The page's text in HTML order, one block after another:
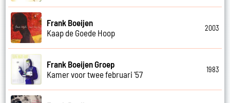
Frank Boeijen
Kaap de Goede Hoop
2003
Frank Boeijen Groep
Kamer voor twee februari '57
1983